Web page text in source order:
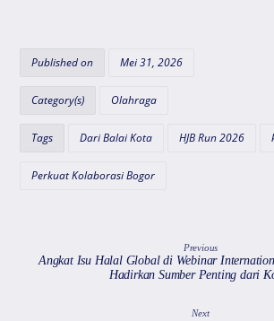
s
A
p
e
o
k
gr
Published on Mei 31, 2026
Category(s) Olahraga
Tags Dari Balai Kota HJB Run 2026
Perkuat Kolaborasi Bogor
Previous
Angkat Isu Halal Global di Webinar
Hadirkan Sumber Penting dari
Next